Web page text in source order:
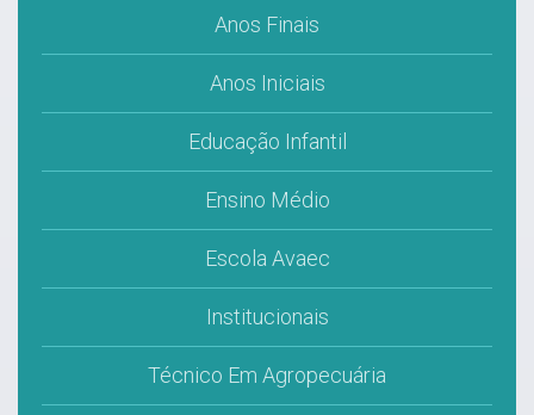
Anos Finais
Anos Iniciais
Educação Infantil
Ensino Médio
Escola Avaec
Institucionais
Técnico Em Agropecuária